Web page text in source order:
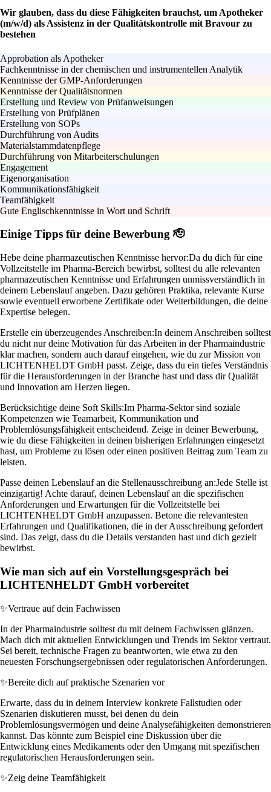
Wir glauben, dass du diese Fähigkeiten brauchst, um Apotheker
(m/w/d) als Assistenz in der Qualitätskontrolle mit Bravour zu
bestehen
Approbation als Apotheker
Fachkenntnisse in der chemischen und instrumentellen Analytik
Kenntnisse der GMP-Anforderungen
Kenntnisse der Qualitätsnormen
Erstellung und Review von Prüfanweisungen
Erstellung von Prüfplänen
Erstellung von SOPs
Durchführung von Audits
Materialstammdatenpflege
Durchführung von Mitarbeiterschulungen
Engagement
Eigenorganisation
Kommunikationsfähigkeit
Teamfähigkeit
Gute Englischkenntnisse in Wort und Schrift
Einige Tipps für deine Bewerbung 🫡
Hebe deine pharmazeutischen Kenntnisse hervor:Da du dich für eine
Vollzeitstelle im Pharma-Bereich bewirbst, solltest du alle relevanten
pharmazeutischen Kenntnisse und Erfahrungen unmissverständlich in
deinem Lebenslauf angeben. Dazu gehören Praktika, relevante Kurse
sowie eventuell erworbene Zertifikate oder Weiterbildungen, die deine
Expertise belegen.
Erstelle ein überzeugendes Anschreiben:In deinem Anschreiben solltest
du nicht nur deine Motivation für das Arbeiten in der Pharmaindustrie
klar machen, sondern auch darauf eingehen, wie du zur Mission von
LICHTENHELDT GmbH passt. Zeige, dass du ein tiefes Verständnis
für die Herausforderungen in der Branche hast und dass dir Qualität
und Innovation am Herzen liegen.
Berücksichtige deine Soft Skills:Im Pharma-Sektor sind soziale
Kompetenzen wie Teamarbeit, Kommunikation und
Problemlösungsfähigkeit entscheidend. Zeige in deiner Bewerbung,
wie du diese Fähigkeiten in deinen bisherigen Erfahrungen eingesetzt
hast, um Probleme zu lösen oder einen positiven Beitrag zum Team zu
leisten.
Passe deinen Lebenslauf an die Stellenausschreibung an:Jede Stelle ist
einzigartig! Achte darauf, deinen Lebenslauf an die spezifischen
Anforderungen und Erwartungen für die Vollzeitstelle bei
LICHTENHELDT GmbH anzupassen. Betone die relevantesten
Erfahrungen und Qualifikationen, die in der Ausschreibung gefordert
sind. Das zeigt, dass du die Details verstanden hast und dich gezielt
bewirbst.
Wie man sich auf ein Vorstellungsgespräch bei
LICHTENHELDT GmbH vorbereitet
✨Vertraue auf dein Fachwissen
In der Pharmaindustrie solltest du mit deinem Fachwissen glänzen.
Mach dich mit aktuellen Entwicklungen und Trends im Sektor vertraut.
Sei bereit, technische Fragen zu beantworten, wie etwa zu den
neuesten Forschungsergebnissen oder regulatorischen Anforderungen.
✨Bereite dich auf praktische Szenarien vor
Erwarte, dass du in deinem Interview konkrete Fallstudien oder
Szenarien diskutieren musst, bei denen du dein
Problemlösungsvermögen und deine Analysefähigkeiten demonstrieren
kannst. Das könnte zum Beispiel eine Diskussion über die
Entwicklung eines Medikaments oder den Umgang mit spezifischen
regulatorischen Herausforderungen sein.
✨Zeig deine Teamfähigkeit